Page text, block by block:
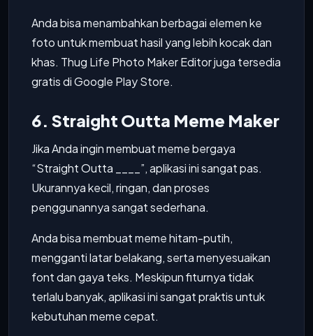
Anda bisa menambahkan berbagai elemen ke
foto untuk membuat hasil yang lebih kocak dan
khas. Thug Life Photo Maker Editor juga tersedia
gratis di Google Play Store.
6. Straight Outta Meme Maker
Jika Anda ingin membuat meme bergaya
“Straight Outta ____”, aplikasi ini sangat pas.
Ukurannya kecil, ringan, dan proses
penggunannya sangat sederhana.
Anda bisa membuat meme hitam-putih,
mengganti latar belakang, serta menyesuaikan
font dan gaya teks. Meskipun fiturnya tidak
terlalu banyak, aplikasi ini sangat praktis untuk
kebutuhan meme cepat.